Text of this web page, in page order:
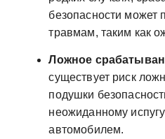
безопасности может
травмам, таким как
Ложное
существует риск
подушки
неожиданному
автомобилем.